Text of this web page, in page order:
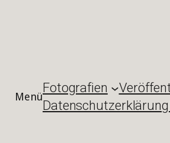
Menü
Fotografien
Datenschutzerklärung